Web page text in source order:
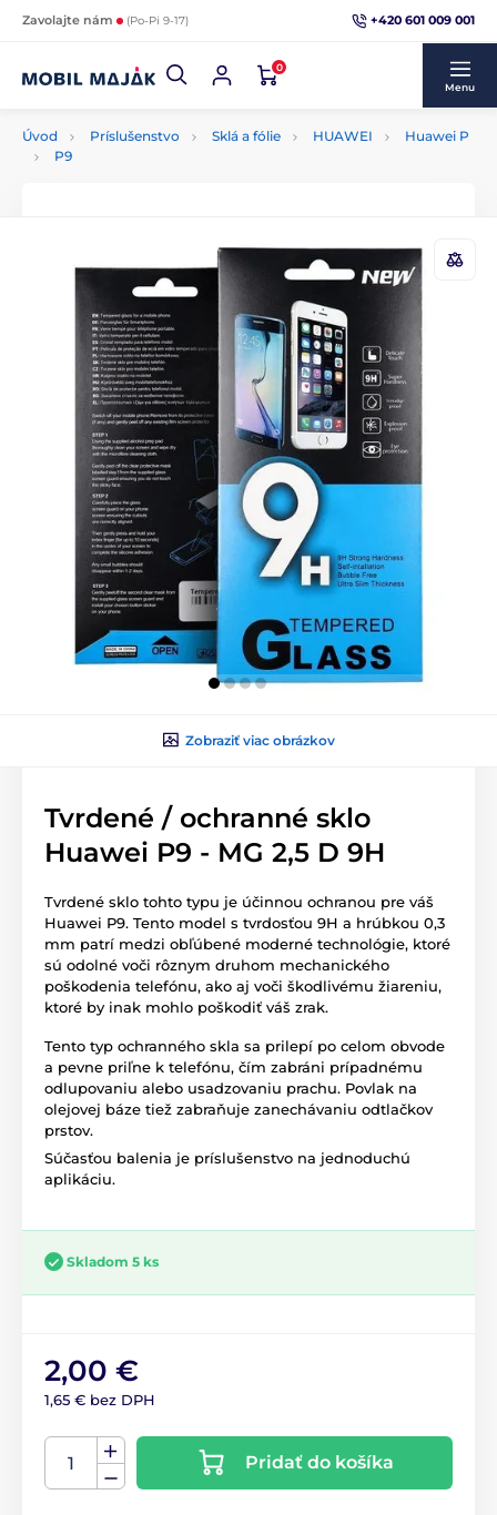
Zavolajte nám (Po-Pi 9-17) +420 601 009 001
0
Menu
Úvod Príslušenstvo Sklá a fólie HUAWEI
Huawei P
P9
Zobraziť viac obrázkov
Tvrdené / ochranné sklo
Huawei P9 - MG 2,5 D 9H
Tvrdené sklo tohto typu je účinnou ochranou pre váš
Huawei P9. Tento model s tvrdosťou 9H a hrúbkou 0,3
mm patrí medzi obľúbené moderné technológie, ktoré
sú odolné voči rôznym druhom mechanického
poškodenia telefónu, ako aj voči škodlivému žiareniu,
ktoré by inak mohlo poškodiť váš zrak.
Tento typ ochranného skla sa prilepí po celom obvode
a pevne priľne k telefónu, čím zabráni prípadnému
odlupovaniu alebo usadzovaniu prachu. Povlak na
olejovej báze tiež zabraňuje zanechávaniu odtlačkov
prstov.
Súčasťou balenia je príslušenstvo na jednoduchú
aplikáciu.
Skladom 5 ks
2,00 €
1,65 € bez DPH
Pridať do košíka